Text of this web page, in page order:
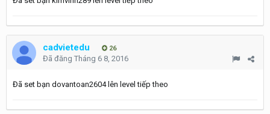
cadvietedu 26
Đã đăng Tháng 6 8, 2016
Đã set bạn dovantoan2604 lên level tiếp theo